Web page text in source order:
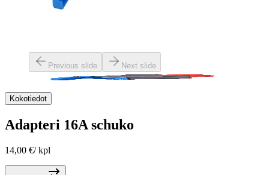
Previous slide Next slide
Kokotiedot
Adapteri 16A schuko
14,00 €/ kpl